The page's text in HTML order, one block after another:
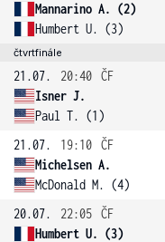
Mannarino A. (2)
Humbert U. (3)
čtvrtfinále
21.07. 20:40 ČF
Isner J.
Paul T. (1)
21.07.
19:10 ČF
Michelsen A.
McDonald M. (4)
20.07.
22:05 ČF
Humbert U. (3)